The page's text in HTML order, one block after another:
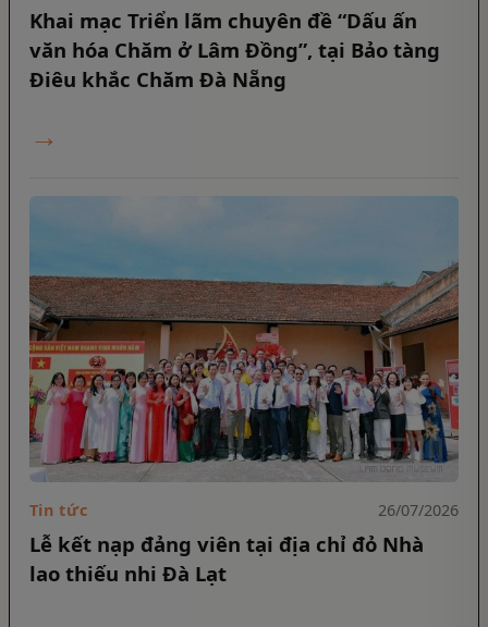
Khai mạc Triển lãm chuyên đề “Dấu ấn
văn hóa Chăm ở Lâm Đồng”, tại Bảo tàng
Điêu khắc Chăm Đà Nẵng
→
Tin tức 26/07/2026
Lễ kết nạp đảng viên tại địa chỉ đỏ Nhà
lao thiếu nhi Đà Lạt